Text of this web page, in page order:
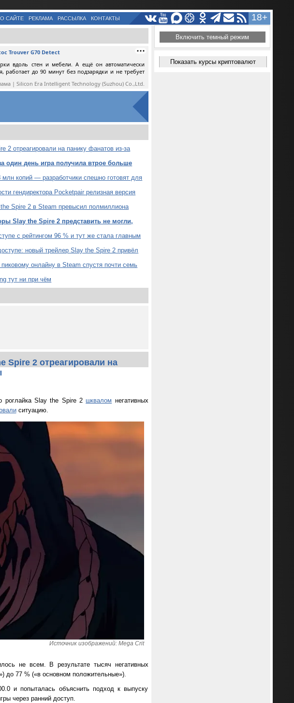
18+
О САЙТЕ РЕКЛАМА РАССЫЛКА КОНТАКТЫ
Trouver G70 Detect
вдоль стен и мебели. А ещё он автоматически
работает до 90 минут без подзарядки и не требует
| Silicon Era Intelligent Technology (Suzhou) Co.,Ltd.
2 отреагировали на панику фанатов из-за
один день игра получила втрое больше
копий — разработчики спешно готовят для
гендиректора Pocketpair релизная версия
Spire 2 в Steam превысил полмиллиона
Slay the Spire 2 представить не могли,
с рейтингом 96 % и тут же стала главным
новый трейлер Slay the Spire 2 привёл
онлайну в Steam спустя почти семь
тут ни при чём
Spire 2 отреагировали на
роглайка Slay the Spire 2 шквалом негативных
ситуацию.
Источник изображений: Mega Crit
не всем. В результате тысяч негативных
до 77 % («в основном положительные»).
и попыталась объяснить подход к выпуску
через ранний доступ.
Включить темный режим
Показать курсы криптовалют